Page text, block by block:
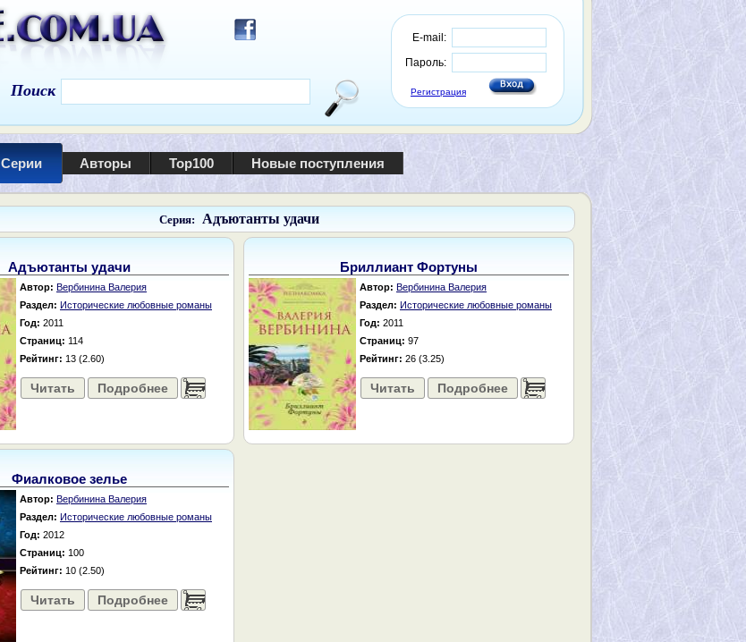
E-mail:
Пароль:
Регистрация
Поиск
Серии Авторы Top100 Новые поступления
Серия: Адъютанты удачи
Адъютанты удачи
Автор: Вербинина Валерия
Раздел: Исторические любовные романы
Год: 2011
Страниц: 114
Рейтинг: 13 (2.60)
Читать Подробнее ......
Бриллиант Фортуны
Автор: Вербинина Валерия
Раздел: Исторические любовные романы
Год: 2011
Страниц: 97
Рейтинг: 26 (3.25)
Читать Подробнее ......
Фиалковое зелье
Автор: Вербинина Валерия
Раздел: Исторические любовные романы
Год: 2012
Страниц: 100
Рейтинг: 10 (2.50)
Читать Подробнее ......